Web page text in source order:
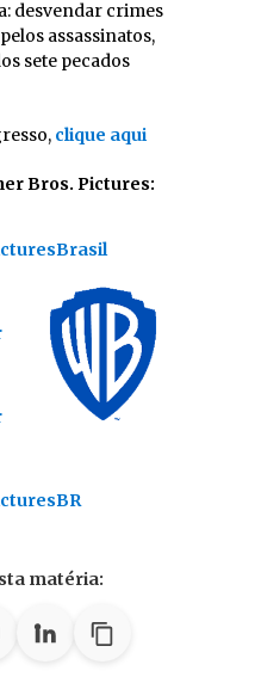
desvendar crimes
assassinatos,
sete pecados
clique aqui
Bros. Pictures:
matéria: